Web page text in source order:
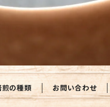
煎の種類 お問い合わせ